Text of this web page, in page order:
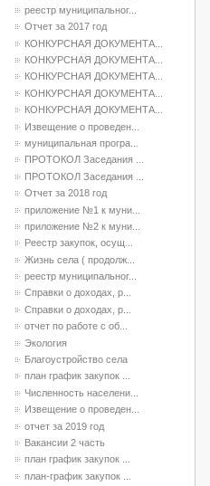
реестр муниципальног...
Отчет за 2017 год
КОНКУРСНАЯ ДОКУМЕНТА...
КОНКУРСНАЯ ДОКУМЕНТА...
КОНКУРСНАЯ ДОКУМЕНТА...
КОНКУРСНАЯ ДОКУМЕНТА...
КОНКУРСНАЯ ДОКУМЕНТА...
Извещение о проведен...
муниципальная програ...
ПРОТОКОЛ Заседания ...
ПРОТОКОЛ Заседания ...
Отчет за 2018 год
приложение №1 к муни...
приложение №2 к муни...
Реестр закупок, осущ...
Жизнь села ( продолж...
реестр муниципальног...
Справки о доходах, р...
Справки о доходах, р...
отчет по работе с об...
Экология
Благоустройство села
план график закупок ...
Численность населени...
Извещение о проведен...
отчет за 2019 год
Вакансии 2 часть
план график закупок ...
план-график закупок ...